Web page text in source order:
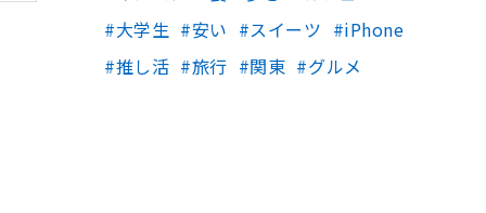
大学生
安い スイーツ
iPhone
推し活
旅行 関東 グルメ